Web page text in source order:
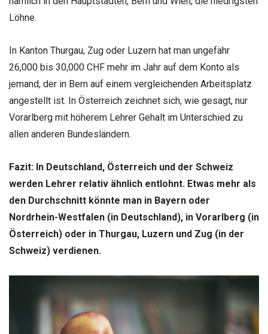
Löhne.
In Kanton Thurgau, Zug oder Luzern hat man ungefähr
26,000 bis 30,000 CHF mehr im Jahr auf dem Konto als
jemand, der in Bern auf einem vergleichenden Arbeitsplatz
angestellt ist. In Österreich zeichnet sich, wie gesagt, nur
Vorarlberg mit höherem Lehrer Gehalt im Unterschied zu
allen anderen Bundesländern.
Fazit: In Deutschland, Österreich und der Schweiz
werden Lehrer relativ ähnlich entlohnt. Etwas mehr als
den Durchschnitt könnte man in Bayern oder
Nordrhein-Westfalen (in Deutschland), in Vorarlberg (in
Österreich) oder in Thurgau, Luzern und Zug (in der
Schweiz) verdienen.